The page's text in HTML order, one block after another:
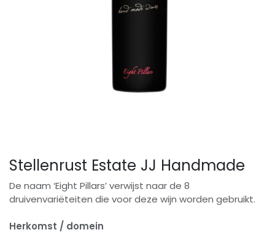
Stellenrust Estate JJ Handmade
De naam ‘Eight Pillars’ verwijst naar de 8
druivenvariëteiten die voor deze wijn worden gebruikt.
Herkomst / domein